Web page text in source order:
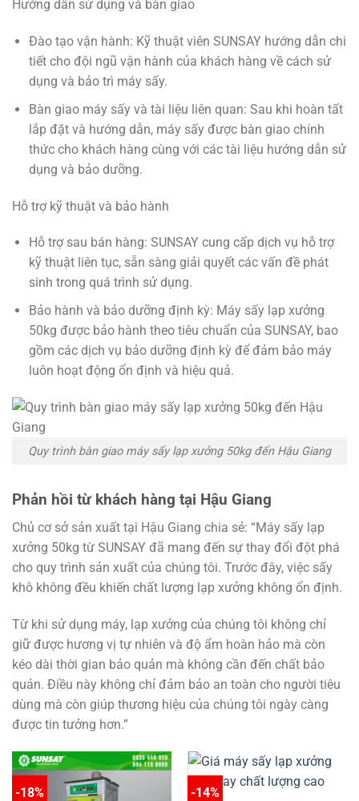
Hướng dẫn sử dụng và bàn giao
Đào tạo vận hành: Kỹ thuật viên SUNSAY hướng dẫn chi
tiết cho đội ngũ vận hành của khách hàng về cách sử
dụng và bảo trì máy sấy.
Bàn giao máy sấy và tài liệu liên quan: Sau khi hoàn tất
lắp đặt và hướng dẫn, máy sấy được bàn giao chính
thức cho khách hàng cùng với các tài liệu hướng dẫn sử
dụng và bảo dưỡng.
Hỗ trợ kỹ thuật và bảo hành
Hỗ trợ sau bán hàng: SUNSAY cung cấp dịch vụ hỗ trợ
kỹ thuật liên tục, sẵn sàng giải quyết các vấn đề phát
sinh trong quá trình sử dụng.
Bảo hành và bảo dưỡng định kỳ: Máy sấy lạp xưởng
50kg được bảo hành theo tiêu chuẩn của SUNSAY, bao
gồm các dịch vụ bảo dưỡng định kỳ để đảm bảo máy
luôn hoạt động ổn định và hiệu quả.
Quy trình bàn giao máy sấy lạp xưởng 50kg đến Hậu Giang
Phản hồi từ khách hàng tại Hậu Giang
Chủ cơ sở sản xuất tại Hậu Giang chia sẻ: “Máy sấy lạp
xưởng 50kg từ SUNSAY đã mang đến sự thay đổi đột phá
cho quy trình sản xuất của chúng tôi. Trước đây, việc sấy
khô không đều khiến chất lượng lạp xưởng không ổn định.
Từ khi sử dụng máy, lạp xưởng của chúng tôi không chỉ
giữ được hương vị tự nhiên và độ ẩm hoàn hảo mà còn
kéo dài thời gian bảo quản mà không cần đến chất bảo
quản. Điều này không chỉ đảm bảo an toàn cho người tiêu
dùng mà còn giúp thương hiệu của chúng tôi ngày càng
được tin tưởng hơn.”
-18% -14%